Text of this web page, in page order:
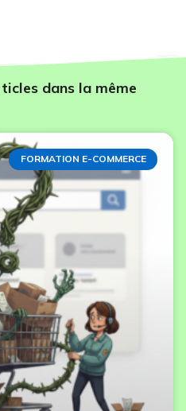
dans la même
FORMATION E-COMMERCE